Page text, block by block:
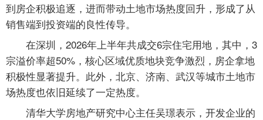
到房企积极追逐，进而带动土地市场热度回升，形成了从
销售端到投资端的良性传导。
在深圳，2026年上半年共成交6宗住宅用地，其中，3
宗溢价率超50%，核心区域优质地块竞争激烈，房企拿地
积极性显著提升。此外，北京、济南、武汉等城市土地市
场热度也依旧延续了一定热度。
清华大学房地产研究中心主任吴璟表示，开发企业的